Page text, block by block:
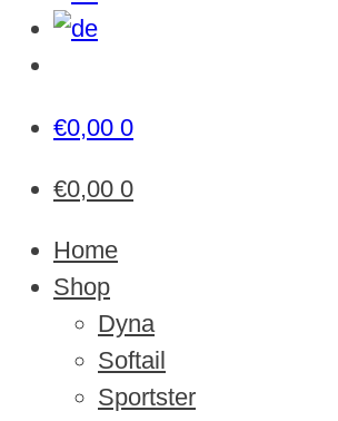
€0,00 0
€0,00 0
Home
Shop
Dyna
Softail
Sportster